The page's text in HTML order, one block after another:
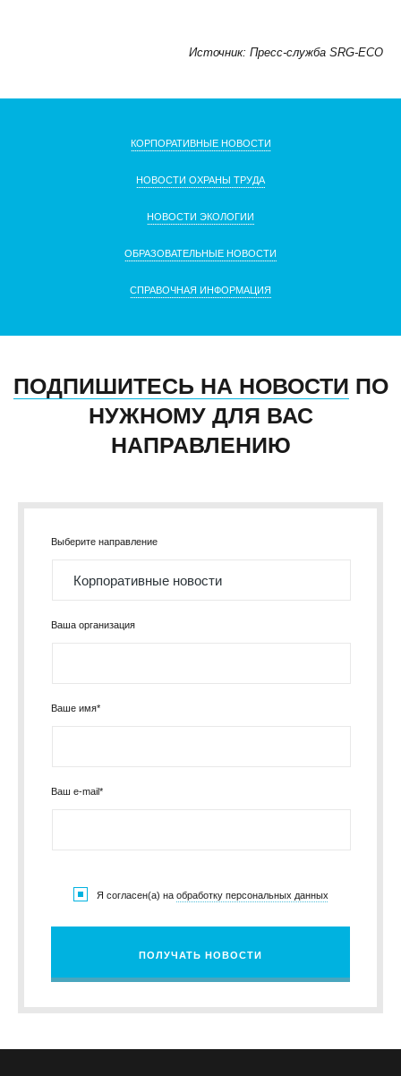
Источник: Пресс-служба SRG-ECO
КОРПОРАТИВНЫЕ НОВОСТИ
НОВОСТИ ОХРАНЫ ТРУДА
НОВОСТИ ЭКОЛОГИИ
ОБРАЗОВАТЕЛЬНЫЕ НОВОСТИ
СПРАВОЧНАЯ ИНФОРМАЦИЯ
ПОДПИШИТЕСЬ НА НОВОСТИ ПО
НУЖНОМУ ДЛЯ ВАС
НАПРАВЛЕНИЮ
Выберите направление
Ваша организация
Ваше имя*
Ваш e-mail*
Я согласен(а) на обработку персональных данных
ПОЛУЧАТЬ НОВОСТИ